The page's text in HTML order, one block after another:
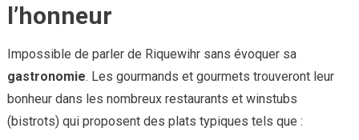
l’honneur
Impossible de parler de Riquewihr sans évoquer sa
gastronomie. Les gourmands et gourmets trouveront leur
bonheur dans les nombreux restaurants et winstubs
(bistrots) qui proposent des plats typiques tels que :